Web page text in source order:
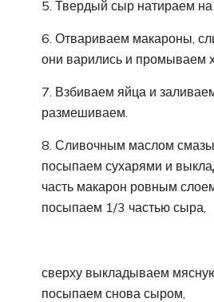
5. Твердый сыр натираем на
6. Отвариваем макароны,
они варились и промываем
7. Взбиваем яйца и
размешиваем.
8. Сливочным маслом
посыпаем сухарями и
часть макарон ровным
посыпаем 1/3 частью сыра,
сверху выкладываем
посыпаем снова сыром,